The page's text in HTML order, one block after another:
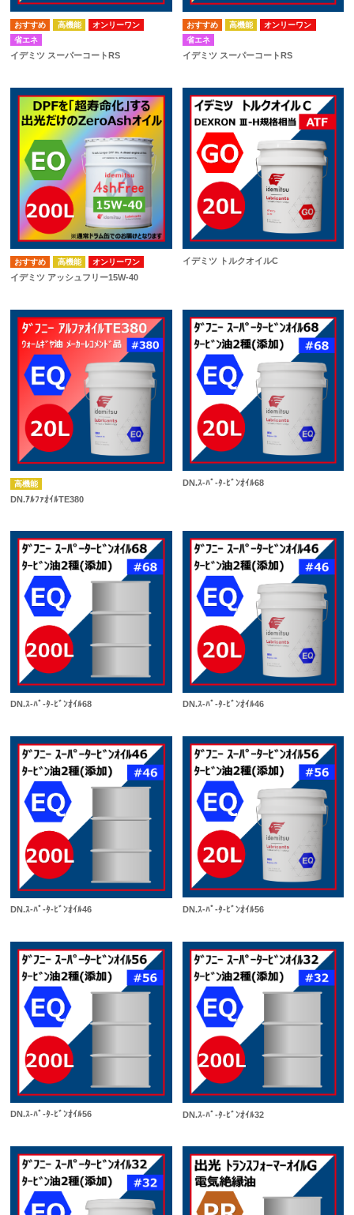
高機能
オンリーワン
省エネ
イデミツ スーパーコートRS
高機能
オンリーワン
省エネ
イデミツ スーパーコートRS
高機能 オンリーワン
イデミツ アッシュフリー15W-40
イデミツ トルクオイルC
高機能
DN.ｱﾙﾌｧｵｲﾙTE380
DN.ｽ-ﾊﾟ-ﾀ-ﾋﾞﾝｵｲﾙ68
DN.ｽ-ﾊﾟ-ﾀ-ﾋﾞﾝｵｲﾙ68 DN.ｽ-ﾊﾟ-ﾀ-ﾋﾞﾝｵｲﾙ46
DN.ｽ-ﾊﾟ-ﾀ-ﾋﾞﾝｵｲﾙ46 DN.ｽ-ﾊﾟ-ﾀ-ﾋﾞﾝｵｲﾙ56
DN.ｽ-ﾊﾟ-ﾀ-ﾋﾞﾝｵｲﾙ56 DN.ｽ-ﾊﾟ-ﾀ-ﾋﾞﾝｵｲﾙ32